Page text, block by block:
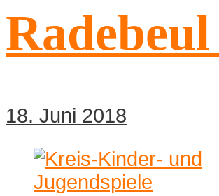
Radebeul
18. Juni 2018